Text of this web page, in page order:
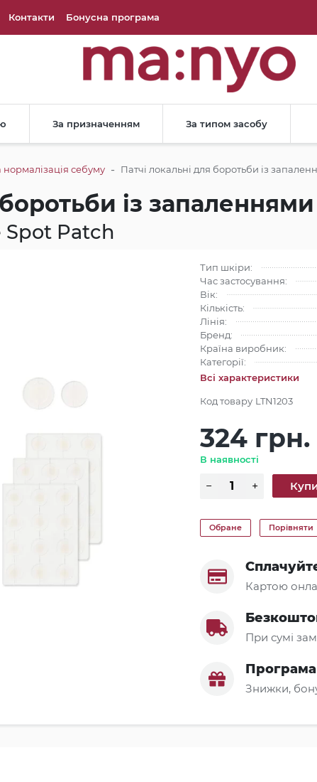
Контакти Бонусна програма
За призначенням За типом засобу
себуму - Патчі локальні для боротьби із
із запаленнями
Spot Patch
Тип шкіри:
Час застосування:
Вік:
Кількість:
Лінія:
Бренд:
Країна виробник:
Категорії:
Всі характеристики
Код товару LTN1203
324 грн.
В наявності
Обране Порівняти
Картою
При сумі
Програма
Знижки,